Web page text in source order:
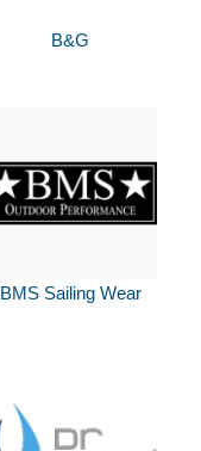
B&G
BMS Sailing Wear